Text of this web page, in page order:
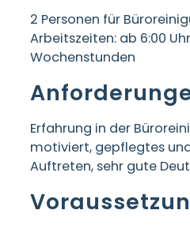
2 Personen für
Arbeitszeiten: ab 6:00
Wochenstunden
Erfahrung in der
motiviert, gepflegtes
Auftreten, sehr gute